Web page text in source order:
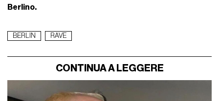
Berlino.
BERLIN RAVE
CONTINUA A LEGGERE